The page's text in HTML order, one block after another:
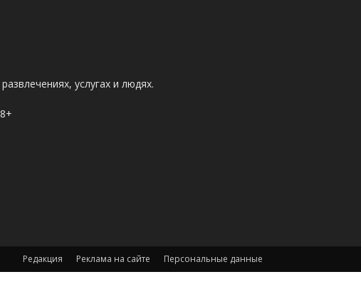
услугах и людях.
Редакция Реклама на сайте Персональные данные